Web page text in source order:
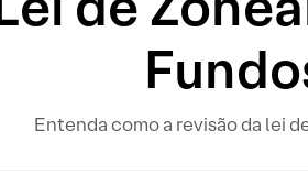
Entenda como a revisão da lei